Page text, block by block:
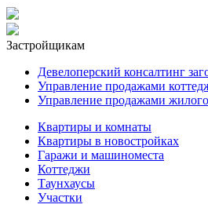
Застройщикам
Девелоперский консалтинг
Управление продажами
Управление продажами
Квартиры и комнаты
Квартиры в новостройках
Гаражи и машиноместа
Коттеджи
Таунхаусы
Участки